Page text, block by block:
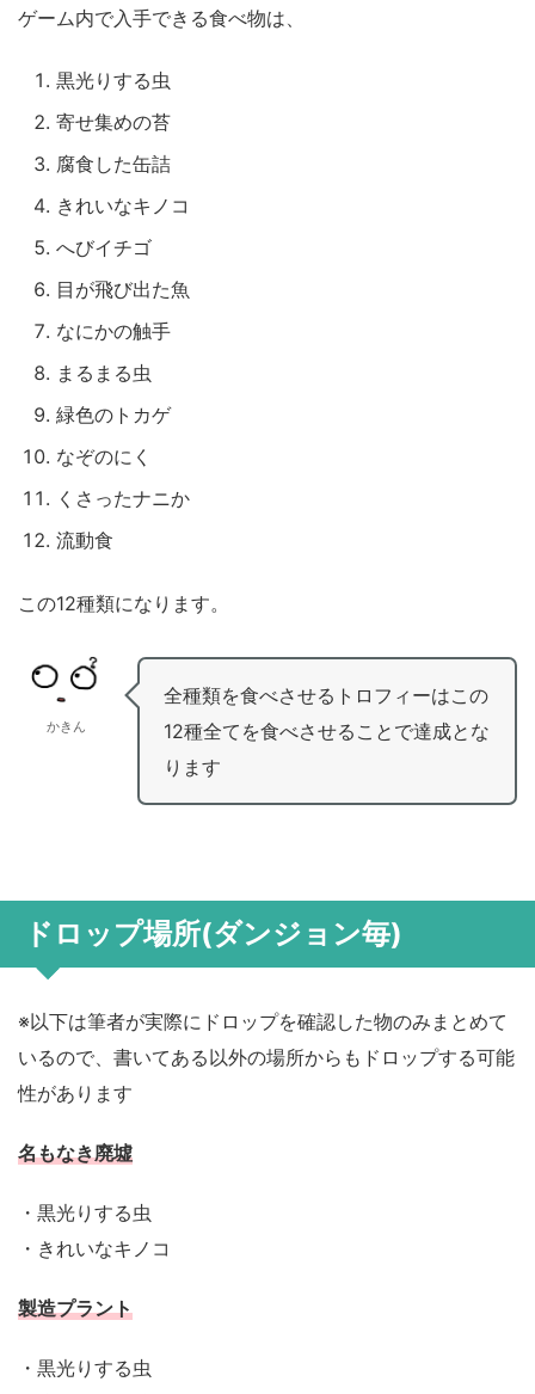
ゲーム内で入手できる食べ物は、
黒光りする虫
寄せ集めの苔
腐食した缶詰
きれいなキノコ
へびイチゴ
目が飛び出た魚
なにかの触手
まるまる虫
緑色のトカゲ
なぞのにく
くさったナニか
流動食
この12種類になります。
かきん
全種類を食べさせるトロフィーはこの
12種全てを食べさせることで達成とな
ります
ドロップ場所(ダンジョン毎)
※以下は筆者が実際にドロップを確認した物のみまとめて
いるので、書いてある以外の場所からもドロップする可能
性があります
名もなき廃墟
・黒光りする虫
・きれいなキノコ
製造プラント
・黒光りする虫